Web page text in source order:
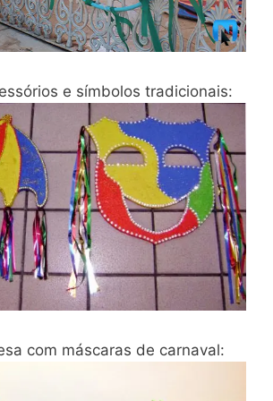
e símbolos tradicionais:
com máscaras de carnaval: